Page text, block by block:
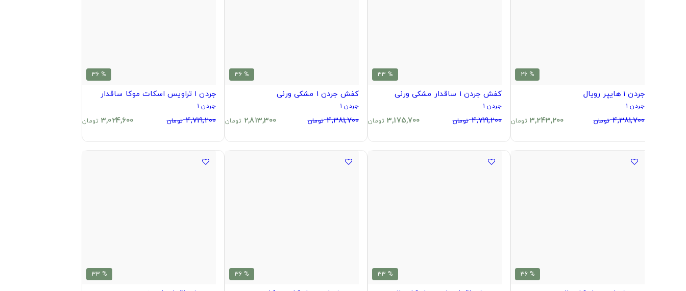
% 26
جردن ۱ هایپر رویال
جردن ۱
4,381,700 تومان 3,243,200 تومان
% 33
کفش جردن 1 ساقدار مشکی ورنی
جردن ۱
4,719,200 تومان 3,175,700 تومان
% 36
کفش جردن 1 مشکی ورنی
جردن ۱
4,381,700 تومان 2,813,300 تومان
% 36
جردن ۱ تراویس اسکات موکا ساقدار
جردن ۱
4,719,200 تومان 3,024,600 تومان
% 36
% 33
% 36
% 33